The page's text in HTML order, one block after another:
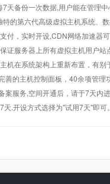
7天备份一次数据,用户能在管理
特的第六代高级虚拟主机系统、
付，实时开设,CDN网络加速器
证服务器上所有虚拟主机用户
机在系统架构上重新布置，有
善的主机控制面板，40余项管理
案服务,空间开通后，请于7天内进
天.开设方式选择为"试用7天"即可。